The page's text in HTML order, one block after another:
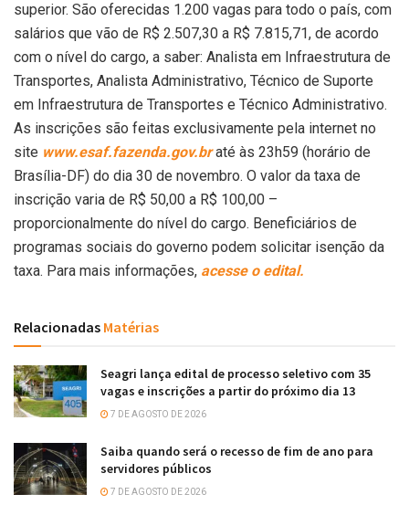
superior. São oferecidas 1.200 vagas para todo o país, com
salários que vão de R$ 2.507,30 a R$ 7.815,71, de acordo
com o nível do cargo, a saber: Analista em Infraestrutura de
Transportes, Analista Administrativo, Técnico de Suporte
em Infraestrutura de Transportes e Técnico Administrativo.
As inscrições são feitas exclusivamente pela internet no
site www.esaf.fazenda.gov.braté às 23h59 (horário de
Brasília-DF) do dia 30 de novembro. O valor da taxa de
inscrição varia de R$ 50,00 a R$ 100,00 –
proporcionalmente do nível do cargo. Beneficiários de
programas sociais do governo podem solicitar isenção da
taxa. Para mais informações, acesse o edital.
Relacionadas Matérias
Seagri lança edital de processo seletivo com 35
vagas e inscrições a partir do próximo dia 13
7 DE AGOSTO DE 2026
Saiba quando será o recesso de fim de ano para
servidores públicos
7 DE AGOSTO DE 2026